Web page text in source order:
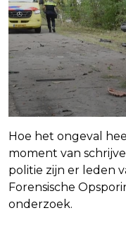
Hoe het ongeval
moment van
politie zijn er leden
Forensische
onderzoek.